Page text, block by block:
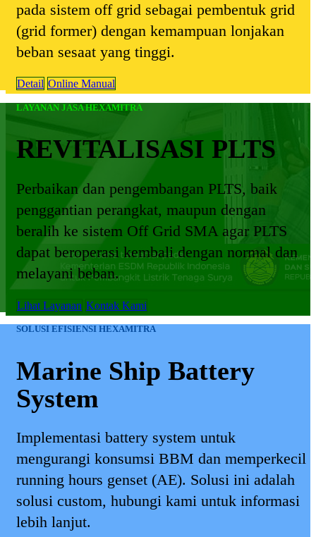
pada sistem off grid sebagai pembentuk grid
(grid former) dengan kemampuan lonjakan
beban sesaat yang tinggi.
Detail Online Manual
LAYANAN JASA HEXAMITRA
REVITALISASI PLTS
Perbaikan dan pengembangan PLTS, baik
penggantian perangkat, maupun dengan
beralih ke sistem Off Grid SMA agar PLTS
dapat beroperasi kembali dengan normal dan
melayani beban.
Lihat Layanan Kontak Kami
SOLUSI EFISIENSI HEXAMITRA
Marine Ship Battery
System
Implementasi battery system untuk
mengurangi konsumsi BBM dan memperkecil
running hours genset (AE). Solusi ini adalah
solusi custom, hubungi kami untuk informasi
lebih lanjut.